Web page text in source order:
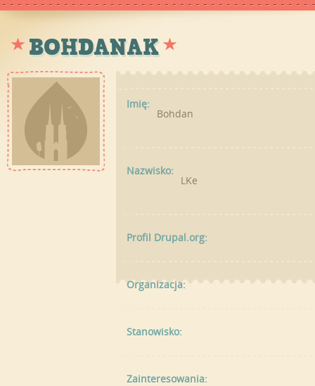
BOHDANAK
Imię:
Bohdan
Nazwisko:
LKe
Profil Drupal.org:
Organizacja:
Stanowisko:
Zainteresowania: